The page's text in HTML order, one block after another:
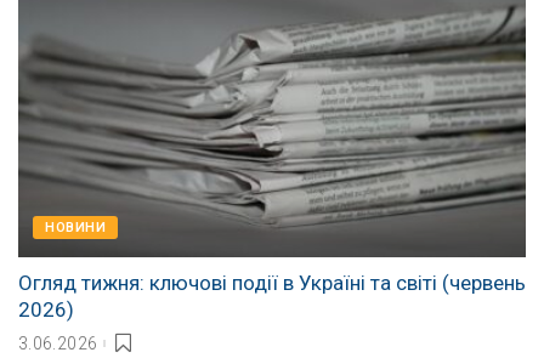
НОВИНИ
Огляд тижня: ключові події в Україні та світі (червень
2026)
3.06.2026